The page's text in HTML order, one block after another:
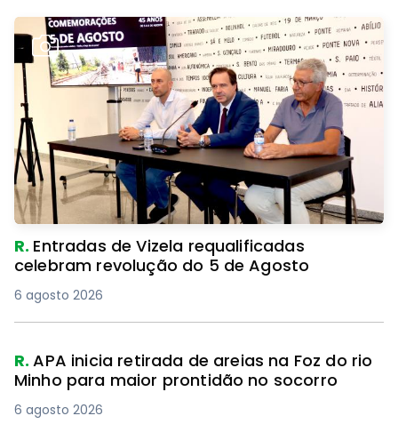
R. Entradas de Vizela requalificadas
celebram revolução do 5 de Agosto
6 agosto 2026
R.APA inicia retirada de areias na Foz do rio
Minho para maior prontidão no socorro
6 agosto 2026